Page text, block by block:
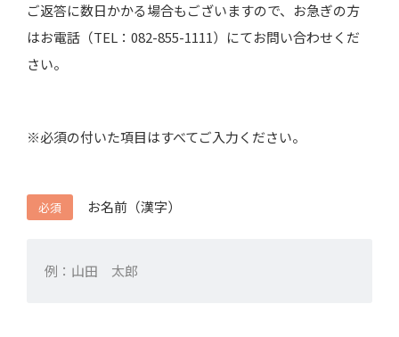
ご返答に数日かかる場合もございますので、お急ぎの方
はお電話（TEL：082-855-1111）にてお問い合わせくだ
さい。
※必須の付いた項目はすべてご入力ください。
必須 お名前（漢字）